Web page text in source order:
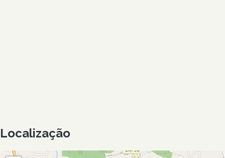
Localização